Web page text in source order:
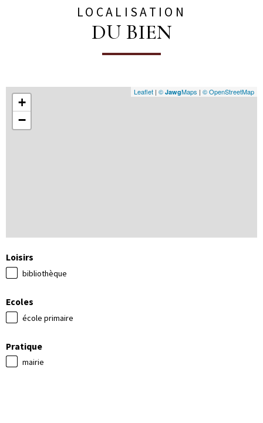
LOCALISATION
DU BIEN
+
−
Leaflet | © JawgMaps | © OpenStreetMap
Loisirs
bibliothèque
Ecoles
école primaire
Pratique
mairie